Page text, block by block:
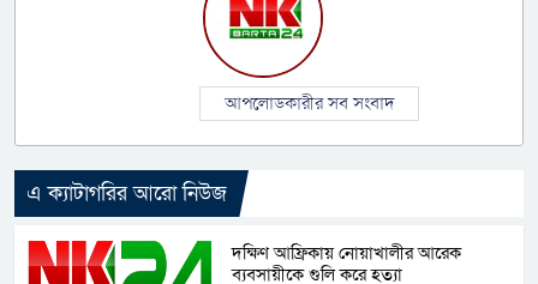
আপলোডকারীর সব সংবাদ
এ ক্যাটাগরির আরো নিউজ
দক্ষিণ আফ্রিকায় নোয়াখালীর আরেক
ব্যবসায়ীকে গুলি করে হত্যা